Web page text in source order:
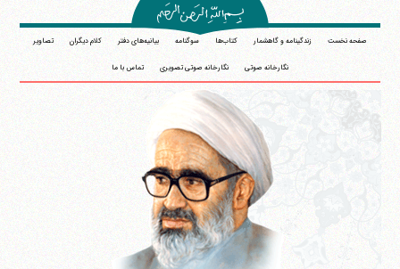
صفحه نخست زندگینامه و گاهشمار کتاب‌ها سوگنامه بیانیه‌های دفتر کلام دیگران تصاویر
نگارخانه صوتی نگارخانه صوتی تصویری تماس با ما
آیت‌الله منتظری
وب سایت رسمی آیت‌الله منتظری
قم،میدان مصلّی، بلوار شهید محمّد منتظری، كوچه
شماره ٨ کد پستی: 3713744381